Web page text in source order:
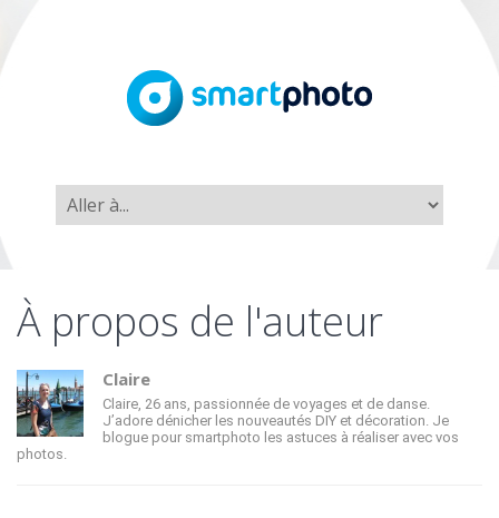
À propos de l'auteur
Claire
Claire, 26 ans, passionnée de voyages et de danse.
J’adore dénicher les nouveautés DIY et décoration. Je
blogue pour smartphoto les astuces à réaliser avec vos
photos.